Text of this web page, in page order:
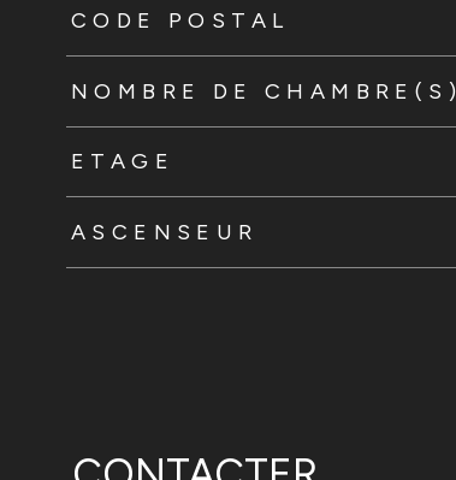
TRAD_ZEPHYR_Caracteristique
CODE POSTAL
NOMBRE DE CHAMBRE(S)
ETAGE
ASCENSEUR